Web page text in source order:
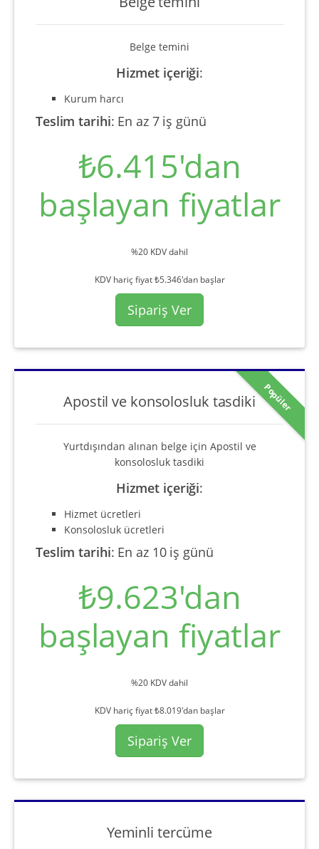
Belge temini
Hizmet içeriği:
Kurum harcı
Teslim tarihi: En az 7 iş günü
₺6.415'dan
başlayan fiyatlar
%20 KDV dahil
KDV hariç fiyat ₺5.346'dan başlar
Sipariş Ver
Popüler
Apostil ve konsolosluk tasdiki
Yurtdışından alınan belge için Apostil ve
konsolosluk tasdiki
Hizmet içeriği:
Hizmet ücretleri
Konsolosluk ücretleri
Teslim tarihi: En az 10 iş günü
₺9.623'dan
başlayan fiyatlar
%20 KDV dahil
KDV hariç fiyat ₺8.019'dan başlar
Sipariş Ver
Yeminli tercüme